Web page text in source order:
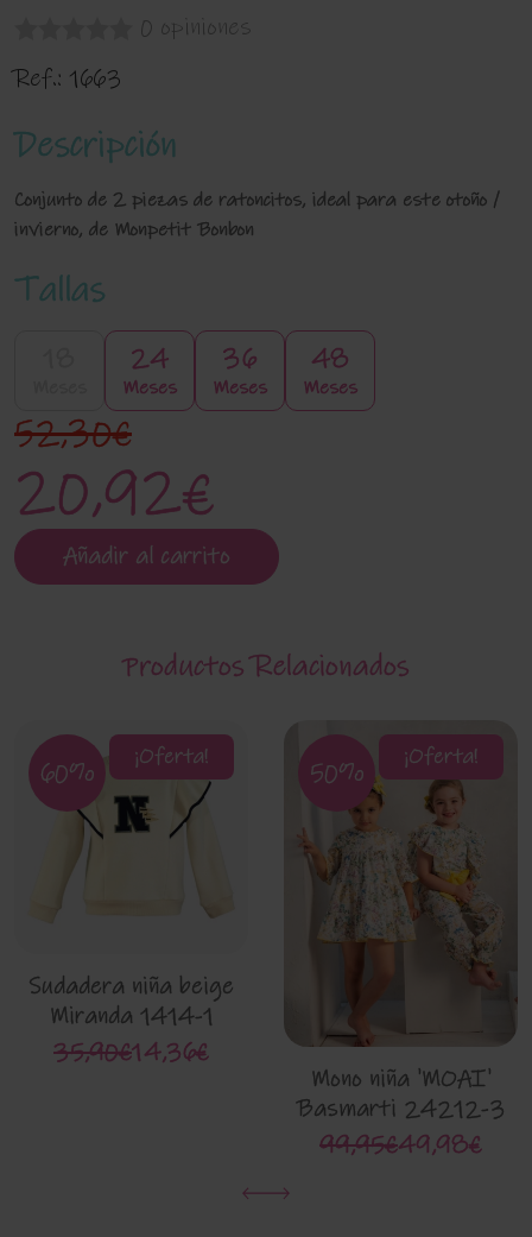
0 opiniones
Ref.: 1663
Descripción
Conjunto de 2 piezas de ratoncitos, ideal para este otoño /
invierno, de Monpetit Bonbon
Tallas
24
Meses
36
Meses
48
Meses
20,92€
52,30€
Añadir al carrito
Productos Relacionados
¡Oferta!
60%
Sudadera niña beige
Miranda 1414-1
35,90€14,36€
¡Oferta!
50%
Mono niña 'MOAI'
Basmarti 24212-3
99,95€49,98€